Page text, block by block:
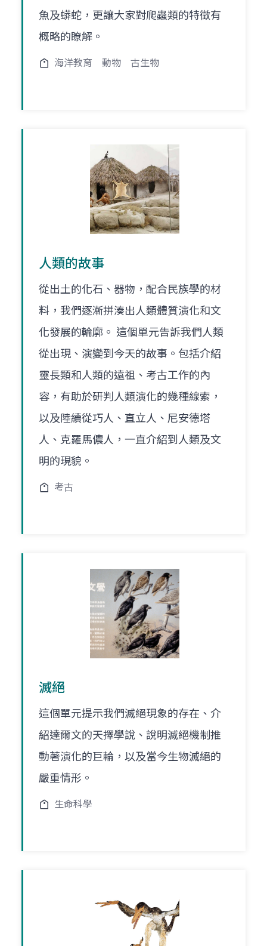
魚及蟒蛇，更讓大家對爬蟲類的特徵有
概略的瞭解。
海洋教育 動物 古生物
人類的故事
從出土的化石、器物，配合民族學的材
料，我們逐漸拼湊出人類體質演化和文
化發展的輪廓。 這個單元告訴我們人類
從出現、演變到今天的故事。包括介紹
靈長類和人類的遠祖、考古工作的內
容，有助於研判人類演化的幾種線索，
以及陸續從巧人、直立人、尼安德塔
人、克羅馬儂人，一直介紹到人類及文
明的現貌。
考古
滅絕
這個單元提示我們滅絕現象的存在、介
紹達爾文的天擇學說、說明滅絕機制推
動著演化的巨輪，以及當今生物滅絕的
嚴重情形。
生命科學